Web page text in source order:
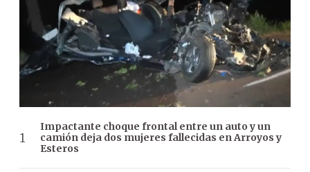
Impactante choque frontal entre un auto y un
camión deja dos mujeres fallecidas en Arroyos y
Esteros